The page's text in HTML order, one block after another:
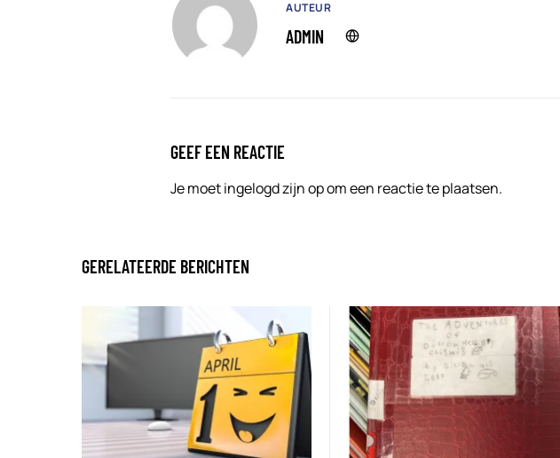
AUTEUR
ADMIN
GEEF EEN REACTIE
Je moetingelogd zijn opom een reactie te plaatsen.
GERELATEERDE BERICHTEN